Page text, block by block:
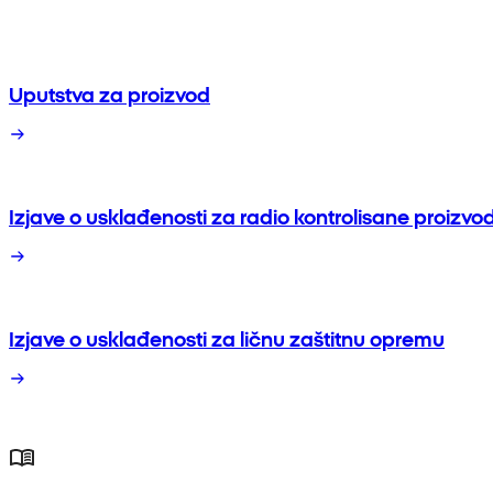
Uputstva za proizvod
Izjave o usklađenosti za radio kontrolisane
Izjave o usklađenosti za ličnu zaštitnu opremu